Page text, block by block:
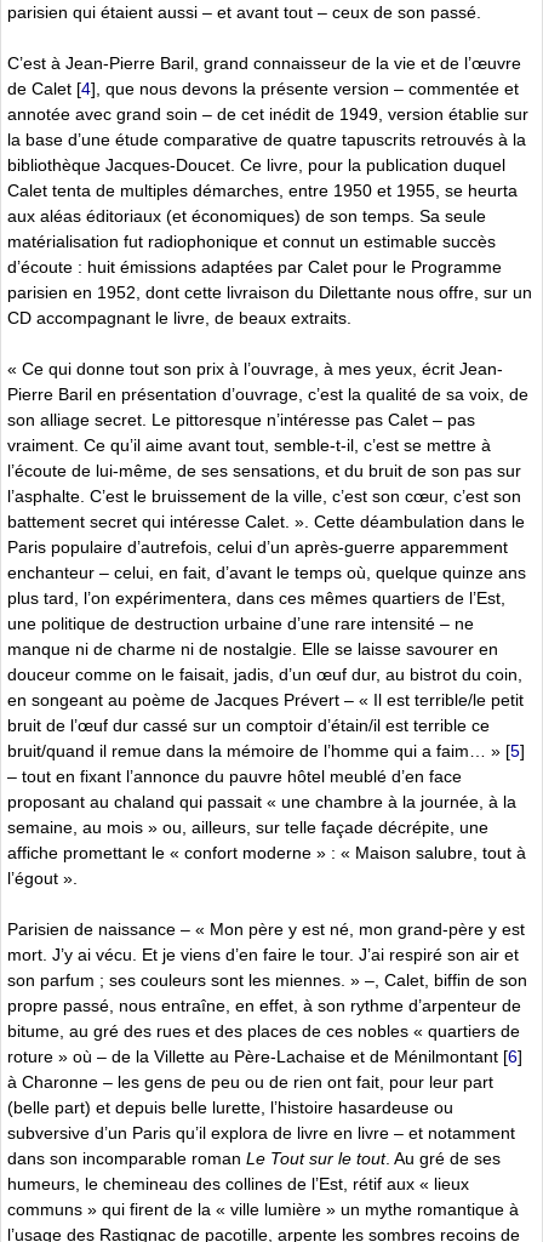
parisien qui étaient aussi – et avant tout – ceux de son passé.
C’est à Jean-Pierre Baril, grand connaisseur de la vie et de l’œuvre
de Calet [4], que nous devons la présente version – commentée et
annotée avec grand soin – de cet inédit de 1949, version établie sur
la base d’une étude comparative de quatre tapuscrits retrouvés à la
bibliothèque Jacques-Doucet. Ce livre, pour la publication duquel
Calet tenta de multiples démarches, entre 1950 et 1955, se heurta
aux aléas éditoriaux (et économiques) de son temps. Sa seule
matérialisation fut radiophonique et connut un estimable succès
d’écoute : huit émissions adaptées par Calet pour le Programme
parisien en 1952, dont cette livraison du Dilettante nous offre, sur un
CD accompagnant le livre, de beaux extraits.
« Ce qui donne tout son prix à l’ouvrage, à mes yeux, écrit Jean-
Pierre Baril en présentation d’ouvrage, c’est la qualité de sa voix, de
son alliage secret. Le pittoresque n’intéresse pas Calet – pas
vraiment. Ce qu’il aime avant tout, semble-t-il, c’est se mettre à
l’écoute de lui-même, de ses sensations, et du bruit de son pas sur
l’asphalte. C’est le bruissement de la ville, c’est son cœur, c’est son
battement secret qui intéresse Calet. ». Cette déambulation dans le
Paris populaire d’autrefois, celui d’un après-guerre apparemment
enchanteur – celui, en fait, d’avant le temps où, quelque quinze ans
plus tard, l’on expérimentera, dans ces mêmes quartiers de l’Est,
une politique de destruction urbaine d’une rare intensité – ne
manque ni de charme ni de nostalgie. Elle se laisse savourer en
douceur comme on le faisait, jadis, d’un œuf dur, au bistrot du coin,
en songeant au poème de Jacques Prévert – « Il est terrible/le petit
bruit de l’œuf dur cassé sur un comptoir d’étain/il est terrible ce
bruit/quand il remue dans la mémoire de l’homme qui a faim… » [5]
– tout en fixant l’annonce du pauvre hôtel meublé d’en face
proposant au chaland qui passait « une chambre à la journée, à la
semaine, au mois » ou, ailleurs, sur telle façade décrépite, une
affiche promettant le « confort moderne » : « Maison salubre, tout à
l’égout ».
Parisien de naissance – « Mon père y est né, mon grand-père y est
mort. J’y ai vécu. Et je viens d’en faire le tour. J’ai respiré son air et
son parfum ; ses couleurs sont les miennes. » –, Calet, biffin de son
propre passé, nous entraîne, en effet, à son rythme d’arpenteur de
bitume, au gré des rues et des places de ces nobles « quartiers de
roture » où – de la Villette au Père-Lachaise et de Ménilmontant [6]
à Charonne – les gens de peu ou de rien ont fait, pour leur part
(belle part) et depuis belle lurette, l’histoire hasardeuse ou
subversive d’un Paris qu’il explora de livre en livre – et notamment
dans son incomparable roman Le Tout sur le tout. Au gré de ses
humeurs, le chemineau des collines de l’Est, rétif aux « lieux
communs » qui firent de la « ville lumière » un mythe romantique à
l’usage des Rastignac de pacotille, arpente les sombres recoins de